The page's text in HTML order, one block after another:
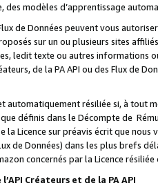
modèles d’apprentissage
Flux de Données peuvent vous
sur un ou plusieurs sites
ledit texte ou autres informations
de la PA API ou des Flux de
automatiquement résiliée si, à
définis dans le Décompte de
Licence sur préavis écrit que
de Données) dans les plus
concernés par la Licence
Créateurs et de la PA API